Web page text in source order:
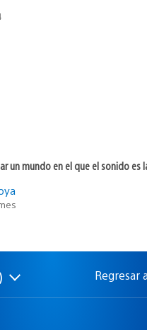
un mundo en el que el sonido es
Regresar